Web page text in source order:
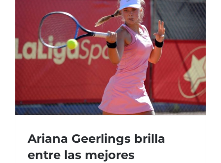
Ariana Geerlings brilla
entre las mejores